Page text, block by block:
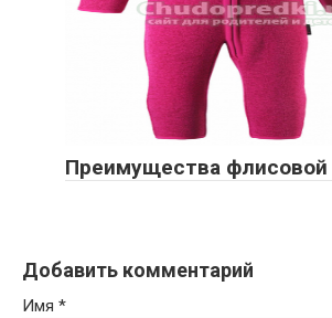
Преимущества
Добавить комментарий
Имя *